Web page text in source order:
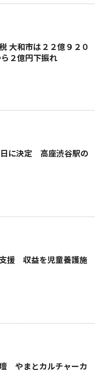
大和市は２２億９２０
２億円下振れ
に決定 高座渋谷駅の
援 収益を児童養護施
やまとカルチャーカ